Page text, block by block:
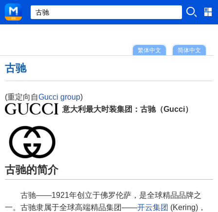
简体中文
繁体中文
古驰
(重定向自Gucci group)
意大利最大时装集团：古驰（Gucci）
古驰的简介
古驰——1921年创立于佛罗伦萨，是全球精品品牌之
一。古驰隶属于全球高端精品集团——开云集团 (Kering)，